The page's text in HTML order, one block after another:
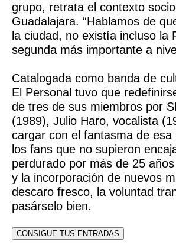
grupo, retrata el contexto
Guadalajara. “Hablamos de
la ciudad, no existía incluso la
segunda más importante a
Catalogada como banda de
El Personal tuvo que
de tres de sus miembros por
(1989), Julio Haro, vocalista
cargar con el fantasma de
los fans que no supieron
perdurado por más de 25
y la incorporación de nuevos
descaro fresco, la voluntad
pasárselo bien.
CONSIGUE TUS ENTRADAS